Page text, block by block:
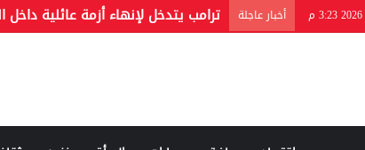
أخبار عاجلة